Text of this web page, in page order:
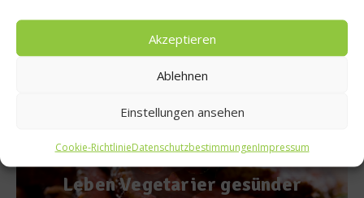
Akzeptieren
Ablehnen
Einstellungen ansehen
Cookie-RichtlinieDatenschutzbestimmungenImpressum
Kochbücher
Neue Heimat – Neues